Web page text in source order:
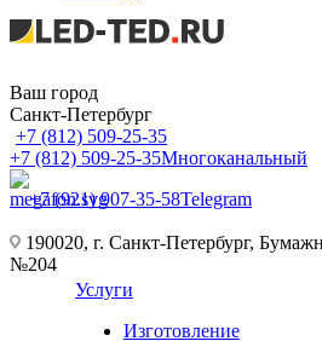
Ваш город
Санкт-Петербург
+7 (812) 509-25-35
+7 (812) 509-25-35Многоканальный
+7 (921) 907-35-58Telegram
190020, г. Санкт-Петербург,
№204
Услуги
Изготовление